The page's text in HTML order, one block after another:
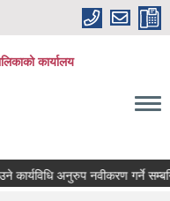
कार्यालय
अनुरुप नवीकरण गर्ने सम्बन्धि